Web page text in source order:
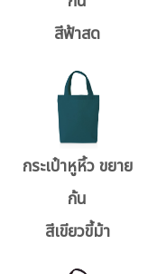
สีฟ้าสด
กระเป๋าหูหิ้ว ขยาย
ก้น
สีเขียวขี้ม้า